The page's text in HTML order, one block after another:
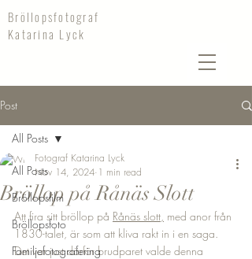
Bröllopsfotograf
Katarina Lyck
Post
All Posts
Bröllopsfilm
Bröllopsfoto
Familjefotografering
All Posts
Bröllop på Rånäs Slott
Fotograf Katarina Lyck
Nov 14, 2024 1 min read
Att fira sitt bröllop på Rånäs slott, med anor från
1830-talet, är som att kliva rakt in i en saga.
Det var just därför brudparet valde denna